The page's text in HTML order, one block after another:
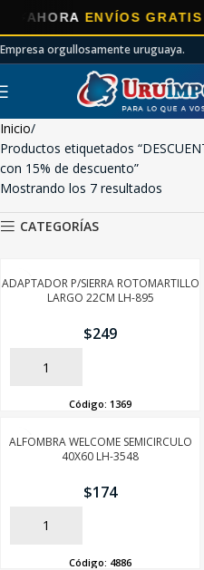
ENVÍOS GRATISEN
Empresa orgullosamente uruguaya.
Inicio
Productos etiquetados
con 15% de descuento”
Mostrando los 7 resultados
CATEGORÍAS
ADAPTADOR P/SIERRA ROTOMARTILLO
LARGO 22CM LH-895
$249
AÑADIR
Código: 1369
ALFOMBRA WELCOME SEMICIRCULO
40X60 LH-3548
$174
AÑADIR
Código: 4886